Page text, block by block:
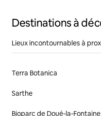
Destinations à
Lieux incontournables à
Terra Botanica
Sarthe
Bioparc de Doué-la-Fontaine